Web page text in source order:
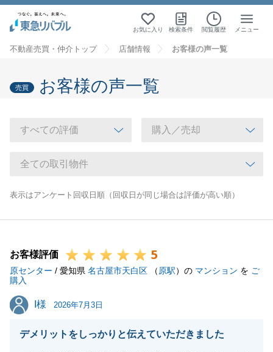
お気に入り 検索条件 閲覧履歴 メニュー
不動産売買・仲介トップ 店舗情報 お客様の声一覧
売買 お客様の声一覧
表示はアンケート回収日順（回収日が同じ場合は評価が高い順）
お客様評価 5
原センター / 愛知県 名古屋市天白区 （ 原駅）の マンション を ご
購入
I様
I様 2026年7月3日
デメリットをしっかりと伝えていただきました